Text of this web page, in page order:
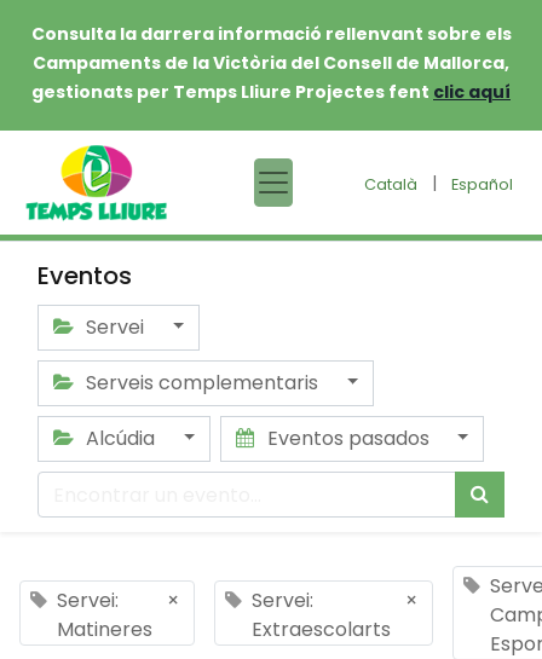
Consulta la darrera informació rellenvant sobre els
Campaments de la Victòria del Consell de Mallorca,
gestionats per Temps Lliure Projectes fent clic aquí
Català | Español
Eventos
Servei
Serveis complementaris
Alcúdia
Eventos pasados
Servei:
Matineres
×
Servei:
Extraescolarts
×